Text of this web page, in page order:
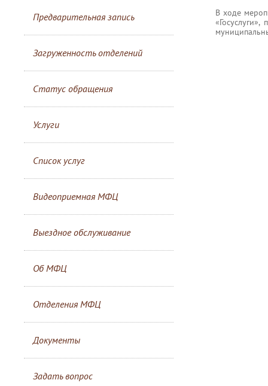
Предварительная запись
Загруженность отделений
Статус обращения
Услуги
Список услуг
Видеоприемная МФЦ
Выездное обслуживание
Об МФЦ
Отделения МФЦ
Документы
Задать вопрос
В ходе